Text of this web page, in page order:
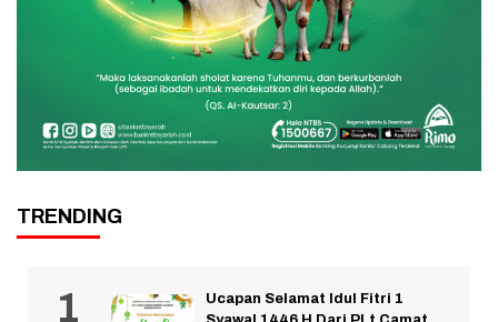
TRENDING
Ucapan Selamat Idul Fitri 1